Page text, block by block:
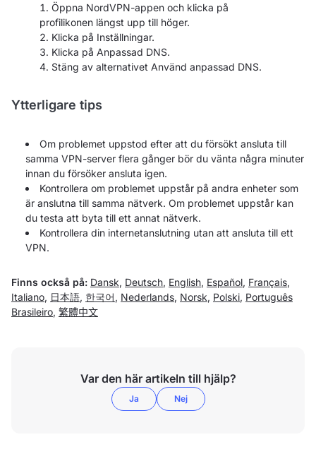
Öppna NordVPN-appen och klicka på
profilikonen längst upp till höger.
Klicka på Inställningar.
Klicka på Anpassad DNS.
Stäng av alternativet Använd anpassad DNS.
Ytterligare tips
Om problemet uppstod efter att du försökt ansluta till
samma VPN-server flera gånger bör du vänta några minuter
innan du försöker ansluta igen.
Kontrollera om problemet uppstår på andra enheter som
är anslutna till samma nätverk. Om problemet uppstår kan
du testa att byta till ett annat nätverk.
Kontrollera din internetanslutning utan att ansluta till ett
VPN.
Finns också på: Dansk, Deutsch, English, Español, Français,
Italiano, 日本語, 한국어 , Nederlands, Norsk, Polski, Português
Brasileiro, 繁體中文
Var den här artikeln till hjälp?
Ja Nej